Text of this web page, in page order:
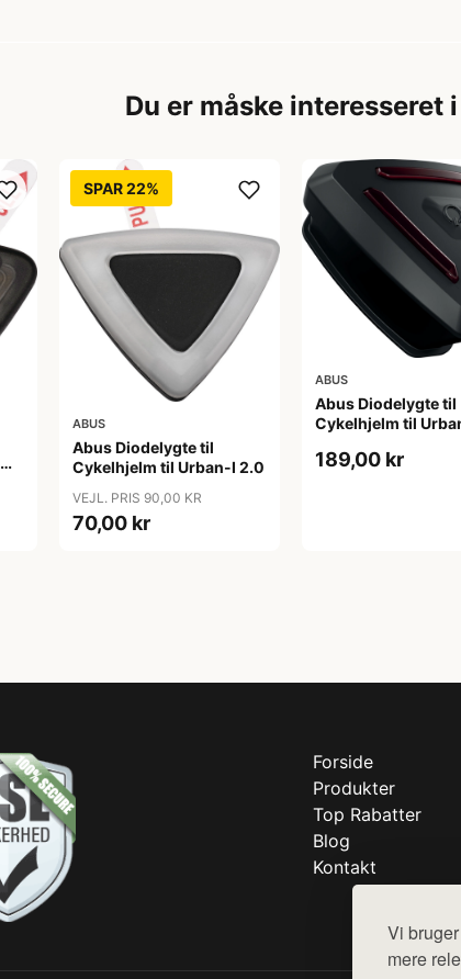
Vi
mere
Du er måske interesseret i
SPAR 22%
ABUS
Abus Diodelygte til
Cykelhjelm til Urban-I 2.0
VEJL. PRIS 90,00 KR
70,00 kr
ABUS
Abus Diodelygte til
Cykelhjelm til
189,00 kr
Forside
Produkter
Top Rabatter
Blog
Kontakt